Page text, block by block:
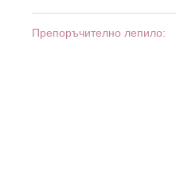
Препоръчително лепило: